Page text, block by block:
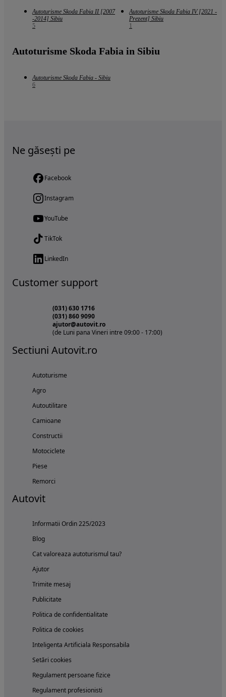
Autoturisme Skoda Fabia II [2007
-2014] Sibiu
5
Autoturisme Skoda Fabia IV [2021 -
Prezent] Sibiu
1
Autoturisme Skoda Fabia in Sibiu
Autoturisme Skoda Fabia - Sibiu
6
Ne găsești pe
Facebook
Instagram
YouTube
TikTok
LinkedIn
Customer support
(031) 630 1716
(031) 860 9090
ajutor@autovit.ro
(de Luni pana Vineri intre 09:00 - 17:00)
Sectiuni Autovit.ro
Autoturisme
Agro
Autoutilitare
Camioane
Constructii
Motociclete
Piese
Remorci
Autovit
Informatii Ordin 225/2023
Blog
Cat valoreaza autoturismul tau?
Ajutor
Trimite mesaj
Publicitate
Politica de confidentialitate
Politica de cookies
Inteligenta Artificiala Responsabila
Setări cookies
Regulament persoane fizice
Regulament profesionisti